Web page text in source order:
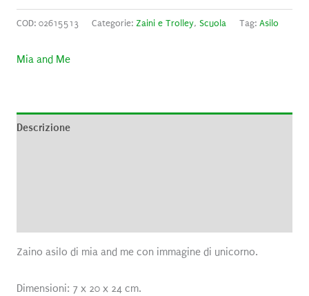
COD: 02615513 Categorie: Zaini e Trolley, Scuola Tag: Asilo
Mia and Me
Descrizione
Zaino asilo di mia and me con immagine di unicorno.
Dimensioni: 7 x 20 x 24 cm.